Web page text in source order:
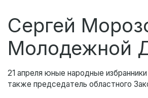
Сергей
Молодежной
21 апреля юные народные
также председатель областного